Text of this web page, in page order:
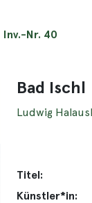
Inv.-Nr. 40
Bad Ischl
Ludwig
Titel:
Künstler*in: